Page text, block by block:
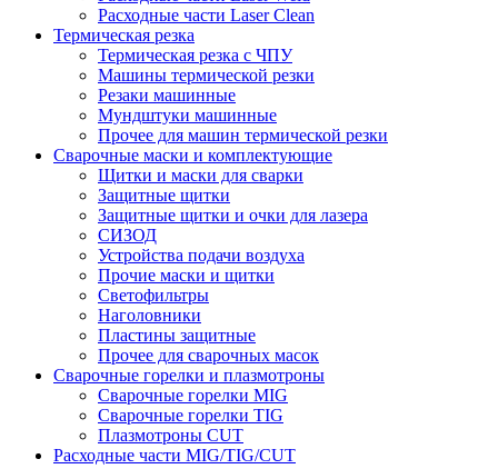
Расходные части Laser Clean
Термическая резка
Термическая резка с ЧПУ
Машины термической резки
Резаки машинные
Мундштуки машинные
Прочее для машин термической резки
Сварочные маски и комплектующие
Щитки и маски для сварки
Защитные щитки
Защитные щитки и очки для лазера
СИЗОД
Устройства подачи воздуха
Прочие маски и щитки
Светофильтры
Наголовники
Пластины защитные
Прочее для сварочных масок
Сварочные горелки и плазмотроны
Сварочные горелки MIG
Сварочные горелки TIG
Плазмотроны CUT
Расходные части MIG/TIG/CUT